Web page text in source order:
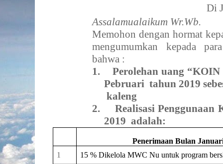
Di
Assalamualaikum Wr.Wb.
Memohon dengan hormat
mengumumkan kepada
bahwa :
1.
Perolehan uang
Pebruari tahun 2019
kaleng
2.
Realisasi
2019 adalah:
Penerimaan Bulan
1
15 % Dikelola MWC Nu untuk program